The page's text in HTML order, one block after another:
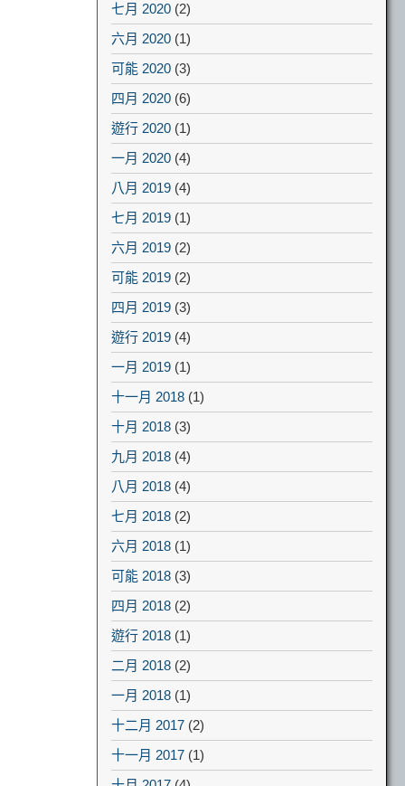
七月 2020 (2)
六月 2020 (1)
可能 2020 (3)
四月 2020 (6)
遊行 2020 (1)
一月 2020 (4)
八月 2019 (4)
七月 2019 (1)
六月 2019 (2)
可能 2019 (2)
四月 2019 (3)
遊行 2019 (4)
一月 2019 (1)
十一月 2018 (1)
十月 2018 (3)
九月 2018 (4)
八月 2018 (4)
七月 2018 (2)
六月 2018 (1)
可能 2018 (3)
四月 2018 (2)
遊行 2018 (1)
二月 2018 (2)
一月 2018 (1)
十二月 2017 (2)
十一月 2017 (1)